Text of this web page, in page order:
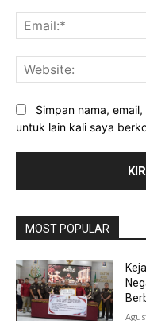
Simpan nama,
untuk lain kali saya
MOST POPULAR